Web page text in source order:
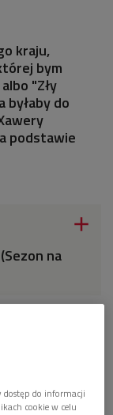
kraju,
bym
"Zły
byłaby do
podstawie

na
do informacji
cookie w celu